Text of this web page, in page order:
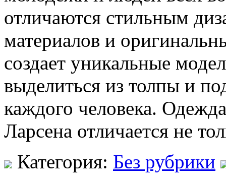
отличаются стильным
материалов и
создает уникальные
выделиться из толпы и
каждого человека.
Ларсена отличается не
Категория: Без рубрики